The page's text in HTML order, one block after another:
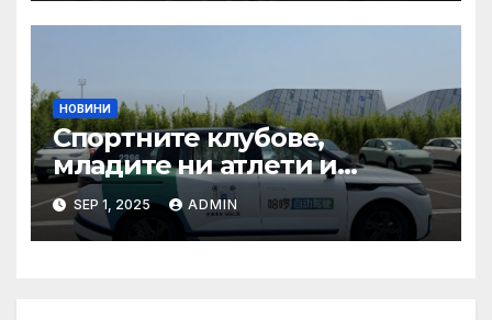
при пътувания
НОВИНИ
Спортните клубове,
младите ни атлети и
техните треньори имат
нужда от нашата подкрепа
и ние ще им я осигурим
SEP 1, 2025 ADMIN